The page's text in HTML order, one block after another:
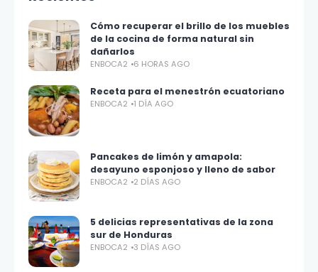
Cómo recuperar el brillo de los muebles
de la cocina de forma natural sin
dañarlos
ENBOCA2 6 HORAS AGO
Receta para el menestrón ecuatoriano
ENBOCA2 1 DÍA AGO
Pancakes de limón y amapola:
desayuno esponjoso y lleno de sabor
ENBOCA2 2 DÍAS AGO
5 delicias representativas de la zona
sur de Honduras
ENBOCA2 3 DÍAS AGO